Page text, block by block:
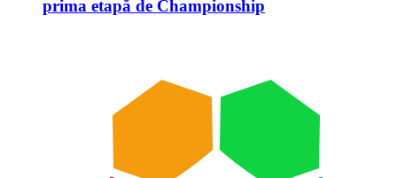
prima etapă de Championship